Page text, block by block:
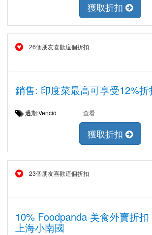
獲取折扣
26個朋友喜歡這個折扣
銷售: 印度菜最高可享受12%折
過期:Venció 查看
獲取折扣
23個朋友喜歡這個折扣
10% Foodpanda 美食外賣折
上海小南國